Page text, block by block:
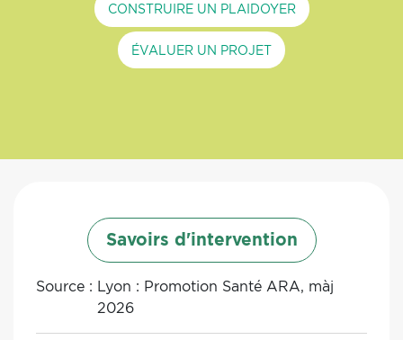
CONSTRUIRE UN PLAIDOYER
ÉVALUER UN PROJET
Savoirs d'intervention
Source : Lyon : Promotion Santé ARA, màj
2026